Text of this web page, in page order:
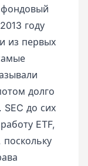
фондовый
году
из первых
долго
SEC до сих
ETF,